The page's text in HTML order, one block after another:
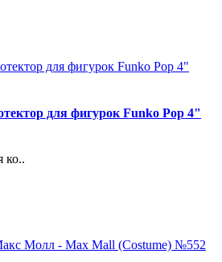
для фигурок Funko Pop 4"
ко..